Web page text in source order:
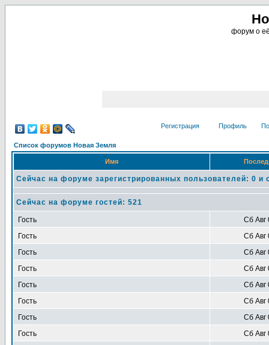
форум о
Регистрация Профиль
Список форумов Новая Земля
Имя
Сейчас на форуме зарегистрированных пользователей: 0 и
Сейчас на форуме гостей: 521
Гость
Сб Авг
Гость
Сб Авг
Гость
Сб Авг
Гость
Сб Авг
Гость
Сб Авг
Гость
Сб Авг
Гость
Сб Авг
Гость
Сб Авг